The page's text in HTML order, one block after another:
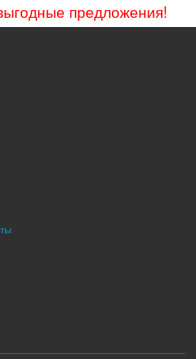
предложения!